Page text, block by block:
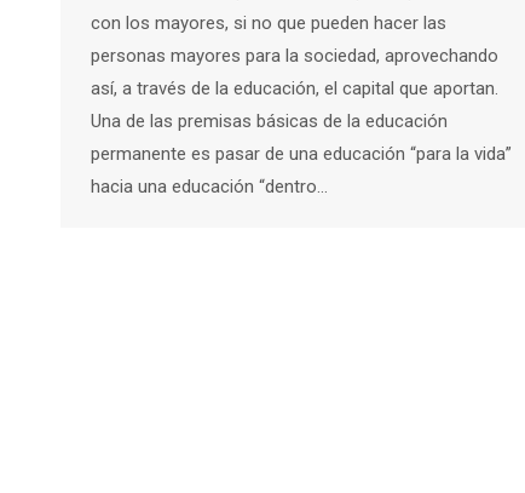
con los mayores, si no que pueden hacer las
personas mayores para la sociedad, aprovechando
así, a través de la educación, el capital que aportan.
Una de las premisas básicas de la educación
permanente es pasar de una educación “para la vida”
hacia una educación “dentro…